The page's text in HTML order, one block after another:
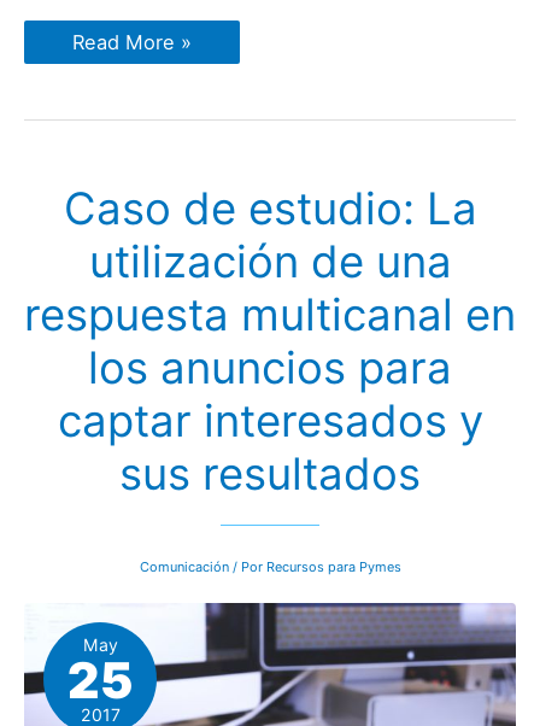
Caso
de
mejorar
respuesta
a
anuncio
cambiando
sola
palabra
Read More »
Caso de estudio: La
utilización de una
respuesta multicanal en
los anuncios para
captar interesados y
sus resultados
Comunicación/ Por Recursos para Pymes
May
25
2017